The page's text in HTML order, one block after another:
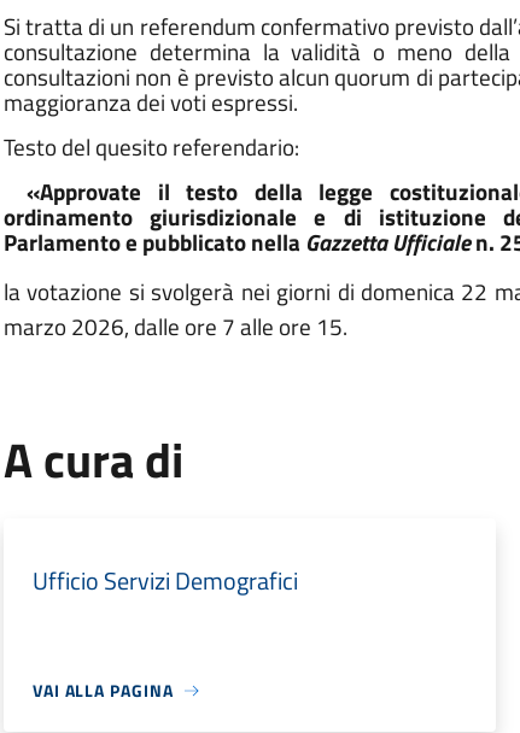
Si tratta di un referendum confermativo previsto
consultazione determina la validità o meno
consultazioni non è previsto alcun quorum di
maggioranza dei voti espressi.
Testo del quesito referendario:
«Approvate il testo della legge
ordinamento giurisdizionale e di istituzione
Parlamento e pubblicato nella Gazzetta Ufficialen.
la votazione si svolgerà nei giorni di domenica 22
marzo 2026, dalle ore 7 alle ore 15.
A cura di
Ufficio Servizi Demografici
VAI ALLA PAGINA